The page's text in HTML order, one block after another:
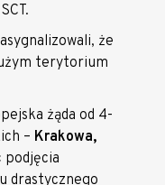
że
terytorium
żąda od 4-
– Krakowa,
podjęcia
drastycznego